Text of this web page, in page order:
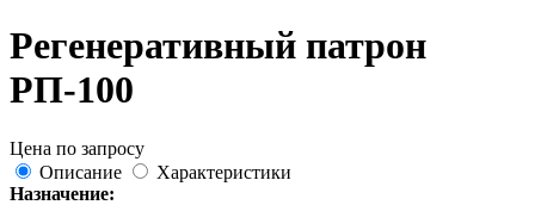
Регенеративный патрон
РП-100
Цена по запросу
Описание
Характеристики
Назначение: